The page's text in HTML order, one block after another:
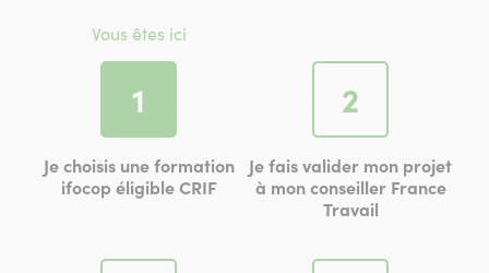
Vous êtes ici
Étape
1
Je choisis une formation
ifocop éligible CRIF
Étape
2
Je fais valider mon projet
à mon conseiller France
Travail